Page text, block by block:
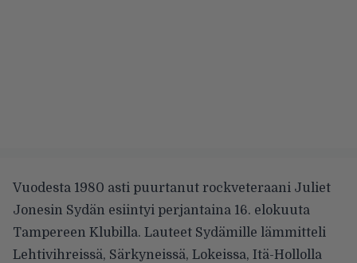
Vuodesta 1980 asti puurtanut rockveteraani Juliet
Jonesin Sydän esiintyi perjantaina 16. elokuuta
Tampereen Klubilla. Lauteet Sydämille lämmitteli
Lehtivihreissä, Särkyneissä, Lokeissa, Itä-Hollolla